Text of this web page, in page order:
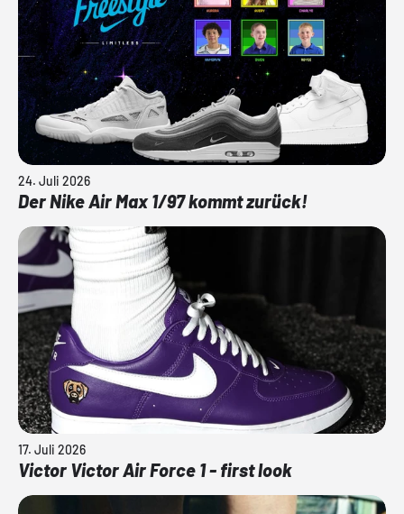
24. Juli 2026
Der Nike Air Max 1/97 kommt zurück!
17. Juli 2026
Victor Victor Air Force 1 - first look